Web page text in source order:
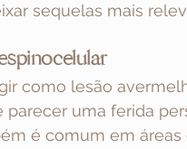
sequelas mais
como lesão
parecer uma ferida
é comum em